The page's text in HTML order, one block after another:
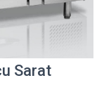
Sarat